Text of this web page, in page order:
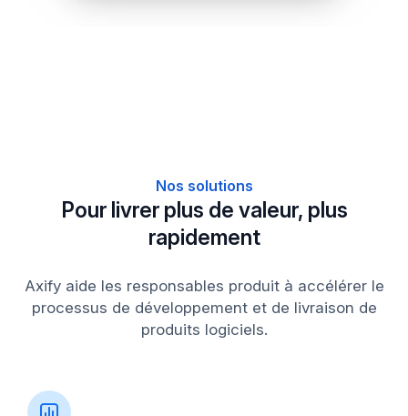
Nos solutions
Pour livrer plus de valeur, plus
rapidement
Axify aide les responsables produit à accélérer le
processus de développement et de livraison de
produits logiciels.